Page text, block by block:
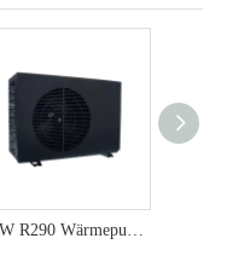
10 kW R290 Wärmepumpe Schwimmbadheizung verbessert die Leistung mit SG-fähig